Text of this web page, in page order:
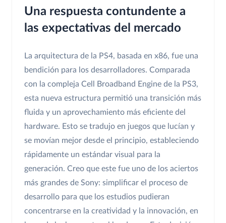
Una respuesta contundente a
las expectativas del mercado
La arquitectura de la PS4, basada en x86, fue una
bendición para los desarrolladores. Comparada
con la compleja Cell Broadband Engine de la PS3,
esta nueva estructura permitió una transición más
fluida y un aprovechamiento más eficiente del
hardware. Esto se tradujo en juegos que lucían y
se movían mejor desde el principio, estableciendo
rápidamente un estándar visual para la
generación. Creo que este fue uno de los aciertos
más grandes de Sony: simplificar el proceso de
desarrollo para que los estudios pudieran
concentrarse en la creatividad y la innovación, en